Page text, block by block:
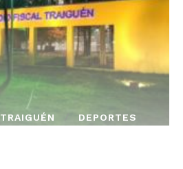
TRAIGUÉN DEPORTES